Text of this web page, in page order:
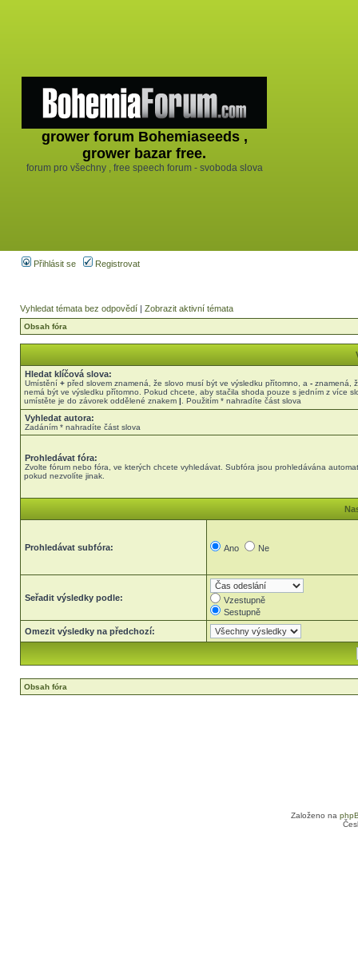
grower forum Bohemiaseeds ,
grower bazar free.
forum pro všechny , free speech forum - svoboda slova
Přihlásit se Registrovat
Vyhledat témata bez odpovědí | Zobrazit aktivní témata
Obsah fóra
Hledat klíčová slova:
Umístění + před slovem znamená, že slovo musí být ve výsledku přítomno, a - znamená,
nemá být ve výsledku přítomno. Pokud chcete, aby stačila shoda pouze s jedním z více
umístěte je do závorek oddělené znakem | . Použitím * nahradíte část slova
Vyhledat autora:
Zadáním * nahradíte část slova
Prohledávat fóra:
Zvolte fórum nebo fóra, ve kterých chcete vyhledávat. Subfóra jsou prohledávána
pokud nezvolíte jinak.
Prohledávat subfóra: Ano Ne
Seřadit výsledky podle:
Vzestupně
Sestupně
Omezit výsledky na předchozí:
Obsah fóra
Založeno na